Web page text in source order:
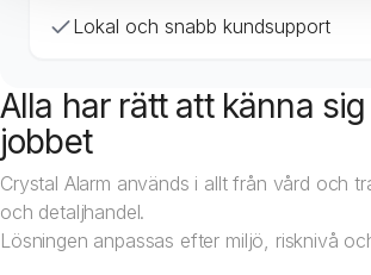
Lokal och snabb kundsupport
Alla har rätt att känna
jobbet
Crystal Alarm används i allt från vård och
och detaljhandel.
Lösningen anpassas efter miljö, risknivå